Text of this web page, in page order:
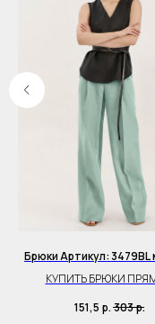
Брюки Артикул: 3479BL
КУПИТЬ БРЮКИ
151,5 р. 303р.